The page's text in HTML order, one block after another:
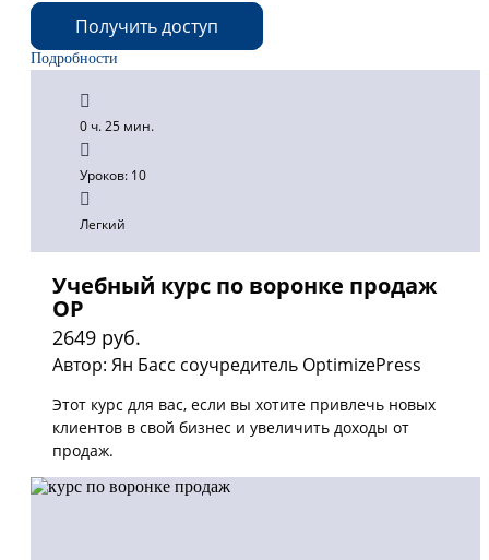
0 ч. 25 мин.
Уроков: 10
Легкий
Получить доступ
Подробности
Учебный курс по воронке продаж
OP
2649 руб.
Автор: Ян Басс соучредитель OptimizePress
Этот курс для вас, если вы хотите привлечь новых
клиентов в свой бизнес и увеличить доходы от
продаж.